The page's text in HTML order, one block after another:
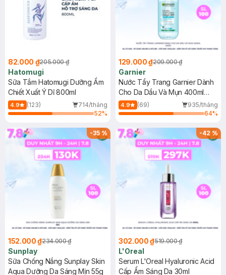
82.000 ₫205.000 ₫
Hatomugi
Sữa Tắm Hatomugi Dưỡng Ẩm
Chiết Xuất Ý Dĩ 800ml
4.9 (123)
714/tháng
52%
129.000 ₫209.000 ₫
Garnier
Nước Tẩy Trang Garnier Dành
Cho Da Dầu Và Mụn 400ml
(Mới)
4.9 (69)
935/tháng
64%
-35%
152.000 ₫234.000 ₫
Sunplay
Sữa Chống Nắng Sunplay Skin
Aqua Dưỡng Da Sáng Mịn 55g
-42%
302.000 ₫519.000 ₫
L'Oreal
Serum L'Oreal Hyaluronic Acid
Cấp Ẩm Sáng Da 30ml